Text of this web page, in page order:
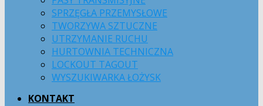
SPRZĘGŁA PRZEMYSŁOWE
TWORZYWA SZTUCZNE
UTRZYMANIE RUCHU
HURTOWNIA TECHNICZNA
LOCKOUT TAGOUT
WYSZUKIWARKA ŁOŻYSK
KONTAKT